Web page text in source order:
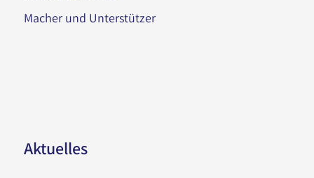
Macher und Unterstützer
Aktuelles